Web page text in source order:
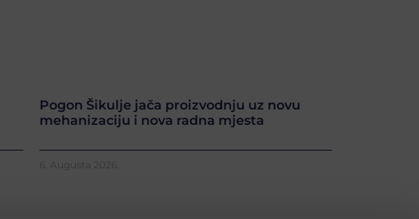
Pogon Šikulje jača proizvodnju uz novu
mehanizaciju i nova radna mjesta
6. Augusta 2026.